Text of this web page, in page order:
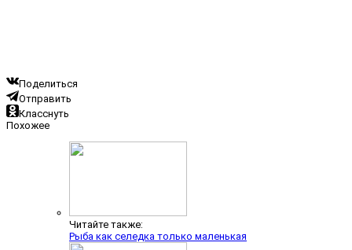
Поделиться
Отправить
Класснуть
Похожее
Читайте также:
Рыба как селедка только маленькая